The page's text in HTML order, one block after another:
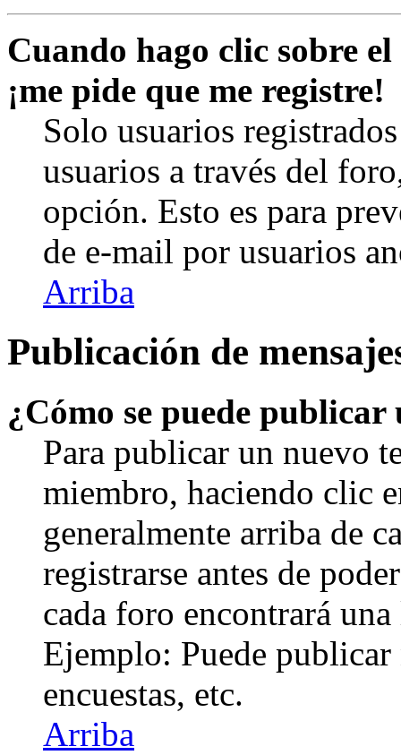
Cuando hago clic sobre
¡me pide que me registre!
Solo usuarios
usuarios a través del
opción. Esto es para
de e-mail por usuarios
Arriba
Publicación de
¿Cómo se puede
Para publicar un nuevo
miembro, haciendo clic
generalmente arriba de
registrarse antes de
cada foro encontrará
Ejemplo: Puede publicar
encuestas, etc.
Arriba